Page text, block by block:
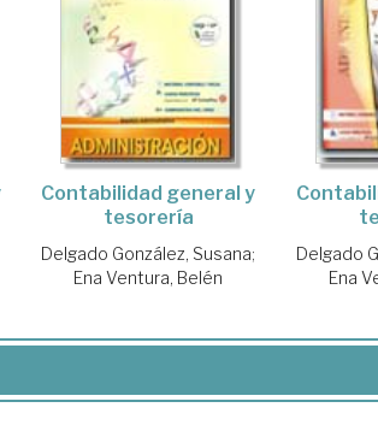
Contabilidad general y
tesorería
Delgado González, Susana;
Ena Ventura, Belén
Delgado
Ena